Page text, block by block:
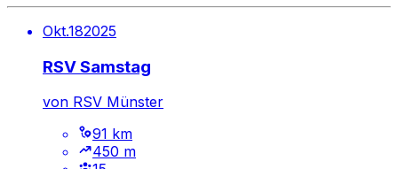
Okt.182025
RSV Samstag
von RSV Münster
91 km
450 m